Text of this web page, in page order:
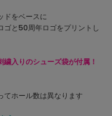
ドをベースに
ゴと50周年ロゴをプリントし
りのシューズ袋が付属！
ホール数は異なります